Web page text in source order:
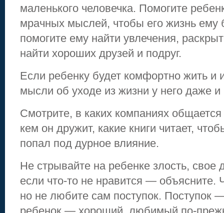
маленького человечка. Помогите
мрачных мыслей, чтобы его жизнь ему
помогите ему найти увлечения,
найти хороших друзей и подруг.
Если ребенку будет комфортно жить и
мысли об уходе из жизни у него даже и
Смотрите, в каких компаниях
кем он дружит, какие книги читает,
попал под дурное влияние.
Не стрывайте на ребенке злость, свое
если что-то не нравится — объясните.
но не любите сам поступок. Поступок